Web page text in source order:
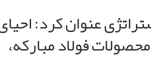
عنوان کرد:
فولاد مبارکه،